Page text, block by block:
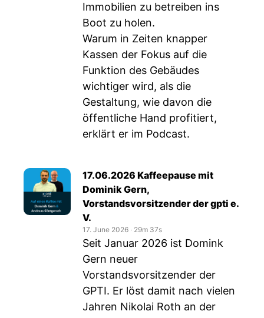
Immobilien zu betreiben ins
Boot zu holen.
Warum in Zeiten knapper
Kassen der Fokus auf die
Funktion des Gebäudes
wichtiger wird, als die
Gestaltung, wie davon die
öffentliche Hand profitiert,
erklärt er im Podcast.
17.06.2026 Kaffeepause mit
Dominik Gern,
Vorstandsvorsitzender der gpti e.
V.
17. June 2026 ‧ 29m 37s
Seit Januar 2026 ist Domink
Gern neuer
Vorstandsvorsitzender der
GPTI. Er löst damit nach vielen
Jahren Nikolai Roth an der